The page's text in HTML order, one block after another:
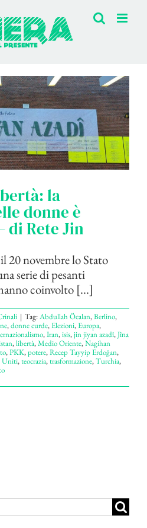
la
donne è
di Rete Jin
20 novembre lo Stato
serie di pesanti
coinvolto [...]
| Tag:Abdullah Öcalan,Berlino,
,donne curde,Elezioni,Europa,
,Iran,isis,jin jiyan azadî,Jîna
,libertà,Medio Oriente,Nagihan
,PKK,potere,Recep Tayyip Erdoğan,
Uniti,teocrazia,trasformazione,Turchia,